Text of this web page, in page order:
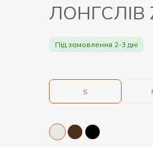
ЛОНГСЛІВ
Під замовлення 2-3 дні
S